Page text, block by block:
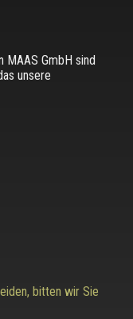
MAAS GmbH sind
unsere
bitten wir Sie